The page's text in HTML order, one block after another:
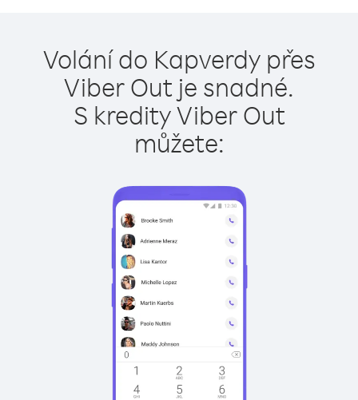
Volání do Kapverdy přes
Viber Out je snadné.
S kredity Viber Out
můžete: